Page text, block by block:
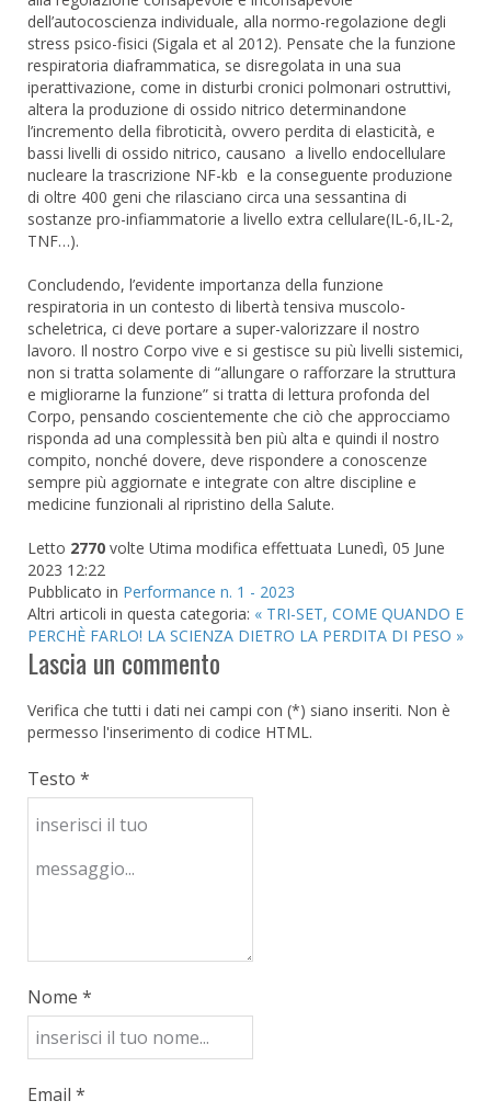
dell’autocoscienza individuale, alla normo-regolazione degli
stress psico-fisici (Sigala et al 2012). Pensate che la funzione
respiratoria diaframmatica, se disregolata in una sua
iperattivazione, come in disturbi cronici polmonari ostruttivi,
altera la produzione di ossido nitrico determinandone
l’incremento della fibroticità, ovvero perdita di elasticità, e
bassi livelli di ossido nitrico, causano a livello endocellulare
nucleare la trascrizione NF-kb e la conseguente produzione
di oltre 400 geni che rilasciano circa una sessantina di
sostanze pro-infiammatorie a livello extra cellulare(IL-6,IL-2,
TNF…).
Concludendo, l’evidente importanza della funzione
respiratoria in un contesto di libertà tensiva muscolo-
scheletrica, ci deve portare a super-valorizzare il nostro
lavoro. Il nostro Corpo vive e si gestisce su più livelli sistemici,
non si tratta solamente di “allungare o rafforzare la struttura
e migliorarne la funzione” si tratta di lettura profonda del
Corpo, pensando coscientemente che ciò che approcciamo
risponda ad una complessità ben più alta e quindi il nostro
compito, nonché dovere, deve rispondere a conoscenze
sempre più aggiornate e integrate con altre discipline e
medicine funzionali al ripristino della Salute.
Letto 2770 volte Utima modifica effettuata Lunedì, 05 June
2023 12:22
Pubblicato in Performance n. 1 - 2023
Altri articoli in questa categoria: « TRI-SET, COME QUANDO E
PERCHÈ FARLO! LA SCIENZA DIETRO LA PERDITA DI PESO »
Lascia un commento
Verifica che tutti i dati nei campi con (*) siano inseriti. Non è
permesso l'inserimento di codice HTML.
Testo *
Nome *
Email *